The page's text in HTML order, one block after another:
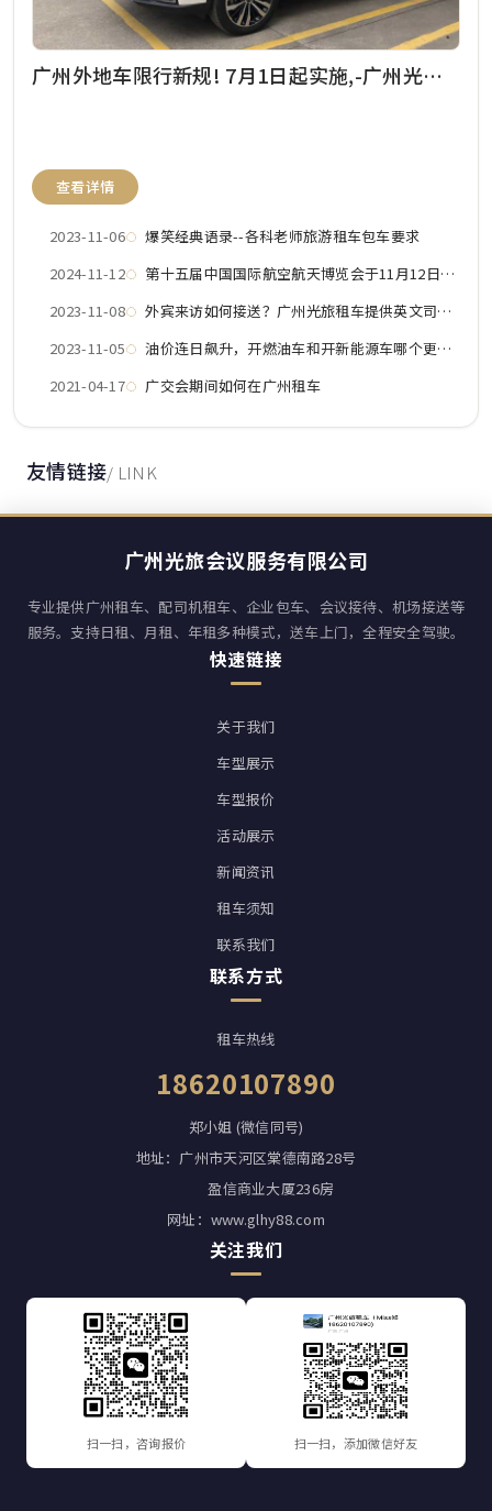
广州外地车限行新规! 7月1日起实施,-广州光旅租车公司为您解答.
查看详情
2023-11-06
爆笑经典语录--各科老师旅游租车包车要求
2024-11-12
第十五届中国国际航空航天博览会于11月12日至17日 在珠海举办,广州光旅会议租车公司解答航展期间珠海部分区域将实施交通管制，限行措施.
2023-11-08
外宾来访如何接送？广州光旅租车提供英文司机团队接送
2023-11-05
油价连日飙升，开燃油车和开新能源车哪个更划算？
2021-04-17
广交会期间如何在广州租车
友情链接/ LINK
广州光旅会议服务有限公司
专业提供广州租车、配司机租车、企业包车、会议接待、机场接送等
服务。支持日租、月租、年租多种模式，送车上门，全程安全驾驶。
快速链接
关于我们
车型展示
车型报价
活动展示
新闻资讯
租车须知
联系我们
联系方式
租车热线
18620107890
郑小姐 (微信同号)
地址：广州市天河区棠德南路28号
盈信商业大厦236房
网址：www.glhy88.com
关注我们
扫一扫，咨询报价 扫一扫，添加微信好友